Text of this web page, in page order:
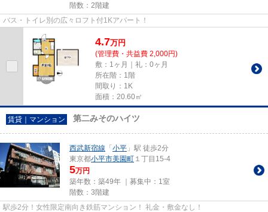
階数：2階建
バス・トイレ別の広々ロフト付1Kアパート！
4.7万円
(管理費・共益費 2,000円)
敷：1ヶ月｜礼：0ヶ月
所在階：1階
間取り：1K
面積：20.60㎡
賃貸｜マンション 第二みそのハイツ
西武新宿線 「 小平 」駅 徒歩2分
東京都小平市美園町 １丁目15-4
5万円
築年数：築49年 ｜募集中： 1室
階数：3階建
駅歩2分！女性限定南向き鉄筋マンション！ 礼金・敷金なし！